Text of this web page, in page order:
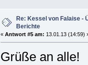
Re: Kessel von Falaise -
Berichte
« Antwort #5 am: 13.01.13 (14:59)
Grüße an alle!